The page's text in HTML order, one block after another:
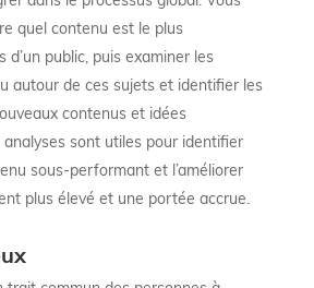
quel contenu est le plus
public, puis examiner les
autour de ces sujets et identifier les
contenus et idées
analyses sont utiles pour identifier
sous-performant et l’améliorer
plus élevé et une portée accrue.